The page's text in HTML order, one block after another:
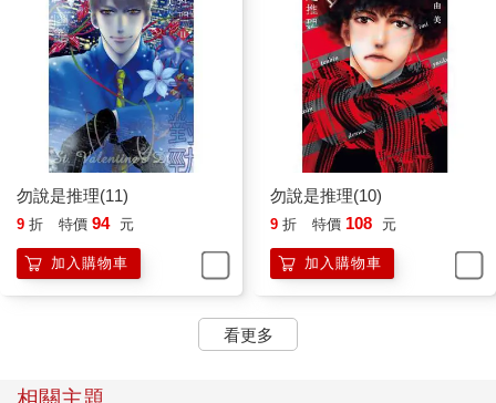
勿說是推理(11)
9 折 特價 94 元
加入購物車
勿說是推理(10)
9 折 特價 108 元
加入購物車
看更多